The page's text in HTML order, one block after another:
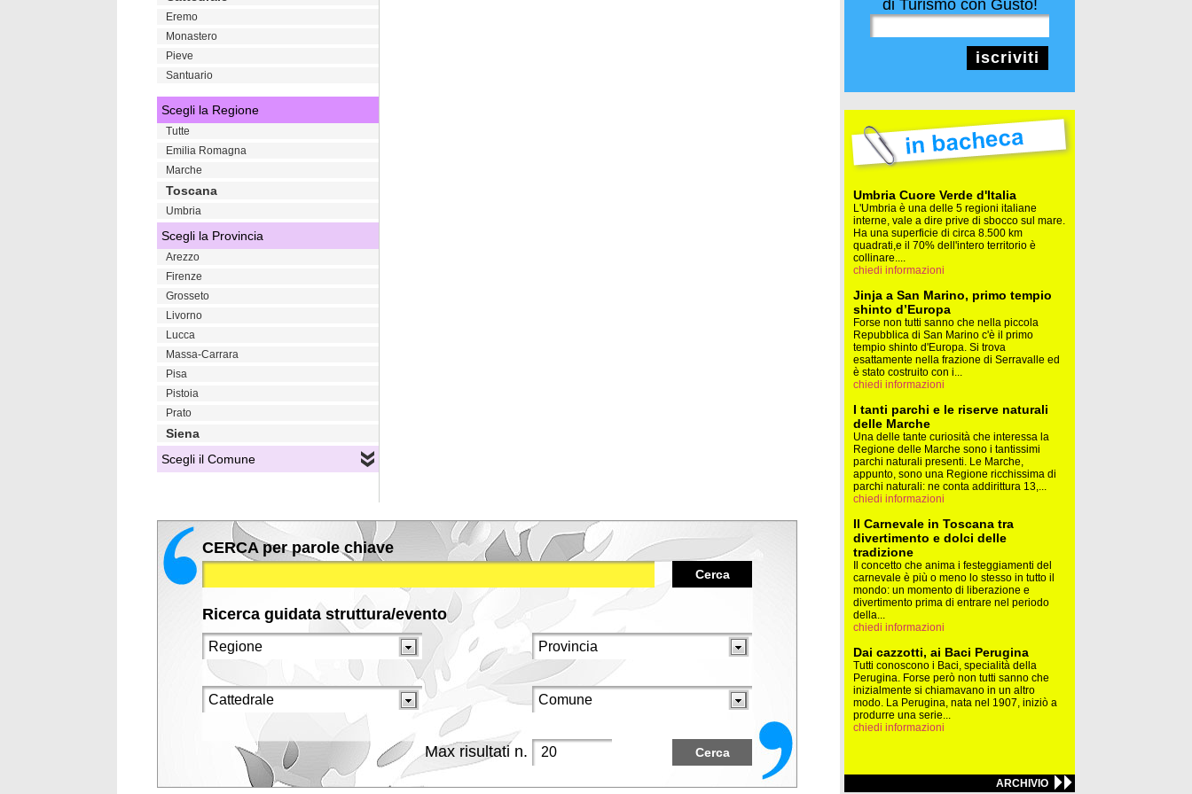
Eremo
Monastero
Pieve
Santuario
Scegli la Regione
Tutte
Emilia Romagna
Marche
Toscana
Umbria
Scegli la Provincia
Arezzo
Firenze
Grosseto
Livorno
Lucca
Massa-Carrara
Pisa
Pistoia
Prato
Siena
Scegli il Comune
CERCA per parole chiave
Cerca
Ricerca guidata struttura/evento
Max risultati n. Cerca
di Turismo con Gusto!
iscriviti
Umbria Cuore Verde d'Italia
L'Umbria è una delle 5 regioni italiane
interne, vale a dire prive di sbocco sul mare.
Ha una superficie di circa 8.500 km
quadrati,e il 70% dell'intero territorio è
collinare....
chiedi informazioni
Jinja a San Marino, primo tempio
shinto d’Europa
Forse non tutti sanno che nella piccola
Repubblica di San Marino c'è il primo
tempio shinto d'Europa. Si trova
esattamente nella frazione di Serravalle ed
è stato costruito con i...
chiedi informazioni
I tanti parchi e le riserve naturali
delle Marche
Una delle tante curiosità che interessa la
Regione delle Marche sono i tantissimi
parchi naturali presenti. Le Marche,
appunto, sono una Regione ricchissima di
parchi naturali: ne conta addirittura 13,...
chiedi informazioni
Il Carnevale in Toscana tra
divertimento e dolci delle
tradizione
Il concetto che anima i festeggiamenti del
carnevale è più o meno lo stesso in tutto il
mondo: un momento di liberazione e
divertimento prima di entrare nel periodo
della...
chiedi informazioni
Dai cazzotti, ai Baci Perugina
Tutti conoscono i Baci, specialità della
Perugina. Forse però non tutti sanno che
inizialmente si chiamavano in un altro
modo. La Perugina, nata nel 1907, iniziò a
produrre una serie...
chiedi informazioni
ARCHIVIO